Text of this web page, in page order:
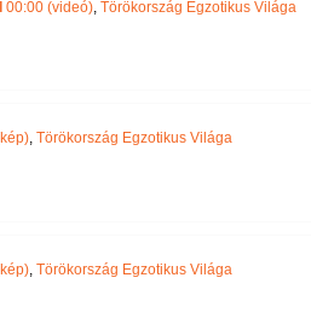
00:00 (videó), Törökország Egzotikus Világa
, Törökország Egzotikus Világa
, Törökország Egzotikus Világa